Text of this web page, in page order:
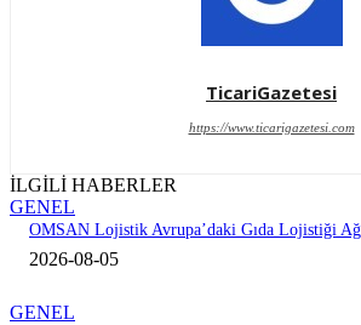
TicariGazetesi
https://www.ticarigazetesi.com
İLGİLİ HABERLER
GENEL
OMSAN Lojistik Avrupa’daki Gıda Lojistiği
2026-08-05
GENEL